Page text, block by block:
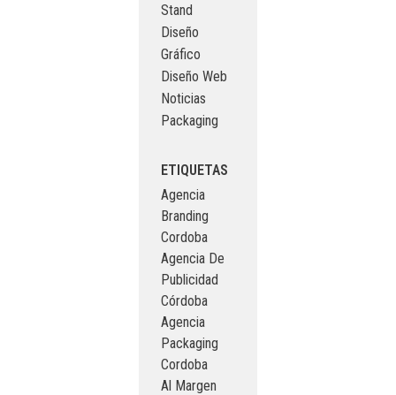
Stand
Diseño
Gráfico
Diseño Web
Noticias
Packaging
ETIQUETAS
Agencia
Branding
Cordoba
Agencia De
Publicidad
Córdoba
Agencia
Packaging
Cordoba
Al Margen